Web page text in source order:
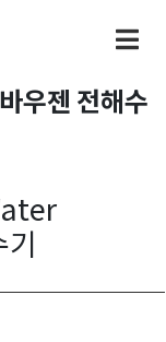
우젠 전해수